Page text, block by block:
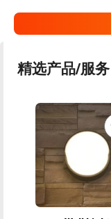
精选产品/服务